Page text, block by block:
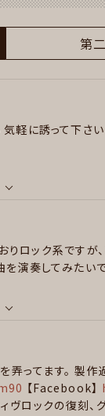
第
軽に誘って下さい
Dope /
for my
ース , ジャズ/
りロック系ですが
演奏してみたいで
RIZE SIM
ってます。 製作
【Facebook】
ヴロックの復刻、